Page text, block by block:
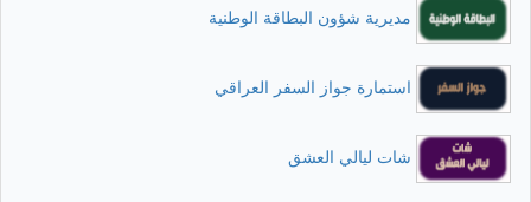
مديرية شؤون البطاقة الوطنية
استمارة جواز السفر العراقي
شات ليالي العشق